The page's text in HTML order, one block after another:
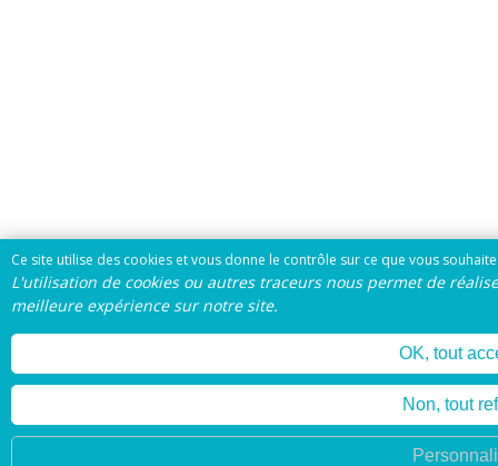
Ce site utilise des cookies et vous donne le contrôle sur ce que vous
L'utilisation de cookies ou autres traceurs nous permet de
meilleure expérience sur notre site.
OK, tout
Non, tout